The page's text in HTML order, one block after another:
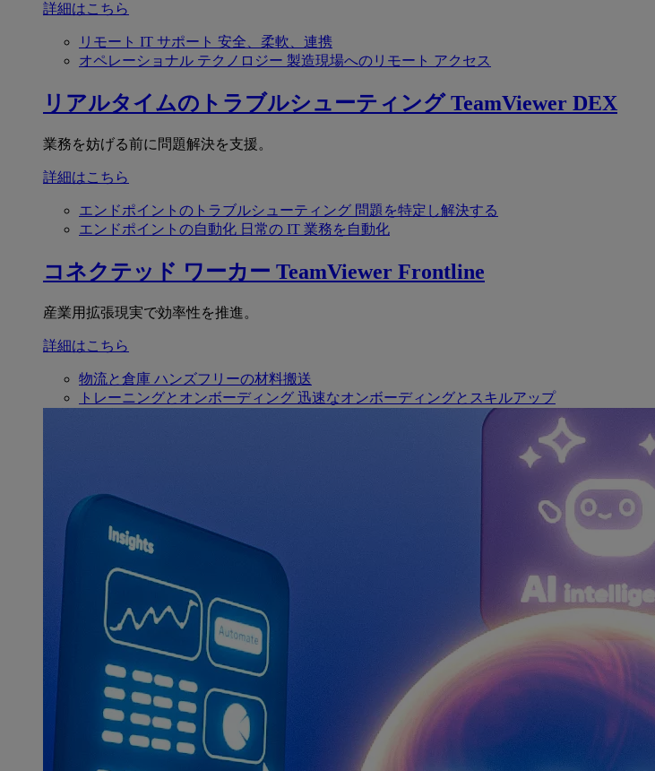
詳細はこちら
リモート IT サポート 安全、柔軟、連携
オペレーショナル テクノロジー 製造現場へのリモート アクセス
リアルタイムのトラブルシューティング TeamViewer DEX
業務を妨げる前に問題解決を支援。
詳細はこちら
エンドポイントのトラブルシューティング 問題を特定し解決する
エンドポイントの自動化 日常の IT 業務を自動化
コネクテッド ワーカー TeamViewer Frontline
産業用拡張現実で効率性を推進。
詳細はこちら
物流と倉庫 ハンズフリーの材料搬送
トレーニングとオンボーディング 迅速なオンボーディングとスキルアップ